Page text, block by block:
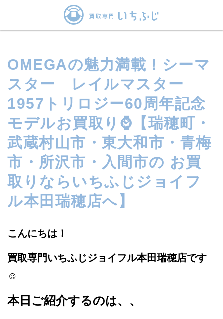
OMEGAの魅力満載！シーマ
スター レイルマスター
1957トリロジー60周年記念
モデルお買取り⌚【瑞穂町・
武蔵村山市・東大和市・青梅
市・所沢市・入間市の お買
取りならいちふじジョイフ
ル本田瑞穂店へ】
こんにちは！
買取専門いちふじジョイフル本田瑞穂店です
☺
本日ご紹介するのは、、